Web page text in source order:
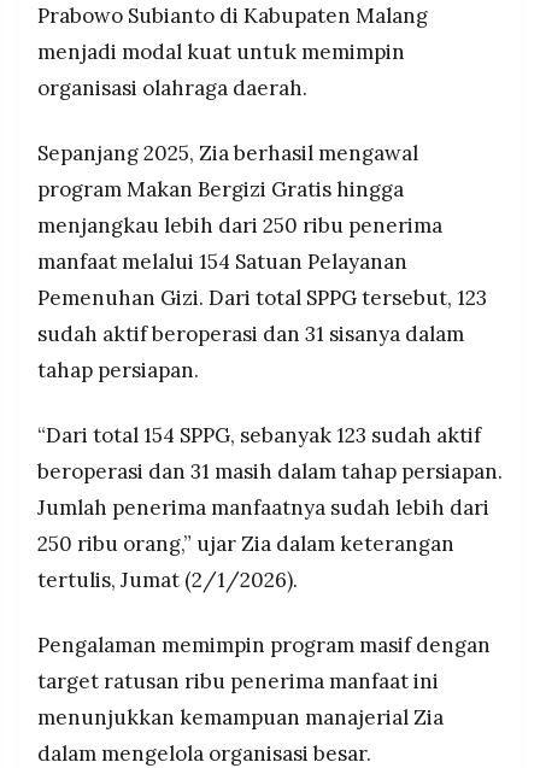
MEDIA
PRAMUDITA
-
PT.
RESOLUSI
MEDIA
PRAMUDITA
olahraga dan ratusan atlet.
Ketegasan Zia dalam membenahi sistem
ketimbang menghentikan program, ditambah
dukungan politik dari Chusni Mubarok yang raih
Ketua KONI jelang Musorkablub 14 Februari
2026.
Prabowo Subianto di Kabupaten Malang
menjadi modal kuat untuk memimpin
organisasi olahraga daerah.
Sepanjang 2025, Zia berhasil mengawal
program Makan Bergizi Gratis hingga
menjangkau lebih dari 250 ribu penerima
manfaat melalui 154 Satuan Pelayanan
Pemenuhan Gizi. Dari total SPPG tersebut, 123
sudah aktif beroperasi dan 31 sisanya dalam
tahap persiapan.
“Dari total 154 SPPG, sebanyak 123 sudah aktif
beroperasi dan 31 masih dalam tahap persiapan.
Jumlah penerima manfaatnya sudah lebih dari
250 ribu orang,” ujar Zia dalam keterangan
tertulis, Jumat (2/1/2026).
Pengalaman memimpin program masif dengan
target ratusan ribu penerima manfaat ini
menunjukkan kemampuan manajerial Zia
dalam mengelola organisasi besar.